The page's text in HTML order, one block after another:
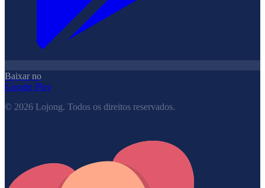
Baixar no
Google Play
© 2026 Lojong. Todos os direitos reservados.